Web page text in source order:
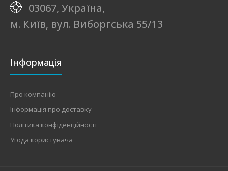
03067, Україна,
м. Київ, вул. Виборгська 55/13
Інформація
Про компанію
Інформація про доставку
Політика конфіденційності
Угода користувача